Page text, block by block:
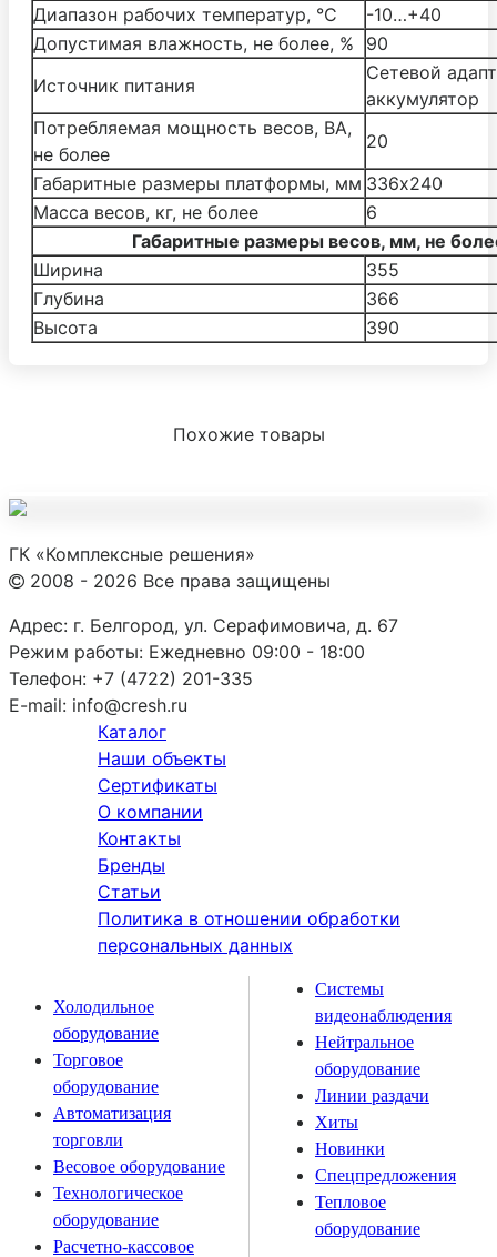
Диапазон рабочих температур, °С
-10…+40
Допустимая влажность, не более, %
90
Источник питания
Cетевой
аккумулятор
Потребляемая мощность весов, ВА,
не более
20
Габаритные размеры платформы, мм 336х240
Масса весов, кг, не более
6
Габаритные размеры весов, мм, не
Ширина
355
Глубина
366
Высота
390
Похожие товары
ГК «Комплексные решения»
2008 - 2026 Все права защищены
Адрес: г. Белгород, ул. Серафимовича, д. 67
Режим работы: Ежедневно 09:00 - 18:00
Телефон: +7 (4722) 201-335
E-mail: info@cresh.ru
Каталог
Наши объекты
Сертификаты
О компании
Контакты
Бренды
Статьи
Политика в отношении обработки
персональных данных
Холодильное
оборудование
Торговое
оборудование
Автоматизация
торговли
Весовое оборудование
Технологическое
оборудование
Расчетно-кассовое
Системы
видеонаблюдения
Нейтральное
оборудование
Линии раздачи
Хиты
Новинки
Спецпредложения
Тепловое
оборудование